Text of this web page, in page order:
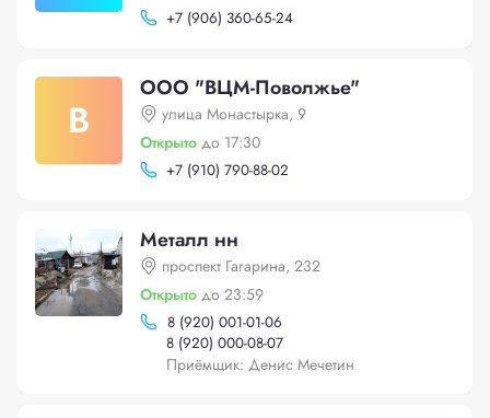
+7 (906) 360-65-24
В
ООО "ВЦМ-Поволжье"
улица Монастырка, 9
Открыто до 17:30
+7 (910) 790-88-02
Металл нн
проспект Гагарина, 232
Открыто до 23:59
8 (920) 001-01-06
8 (920) 000-08-07
Приёмщик: Денис Мечетин